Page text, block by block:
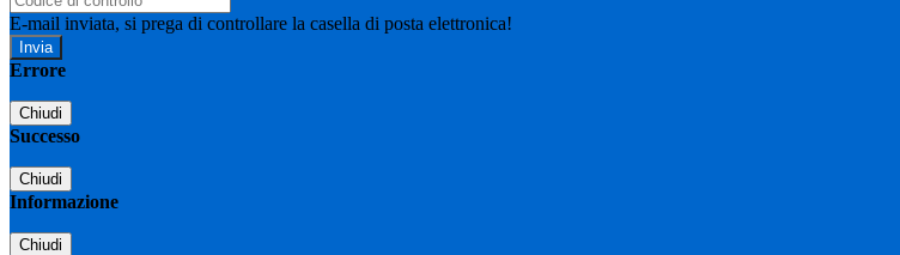
E-mail inviata, si prega di controllare la casella di posta elettronica!
Errore
Chiudi
Successo
Chiudi
Informazione
Chiudi